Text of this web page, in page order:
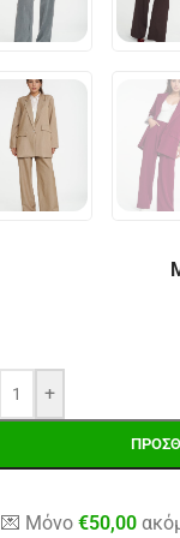
+
💌 Μόνο €50,00